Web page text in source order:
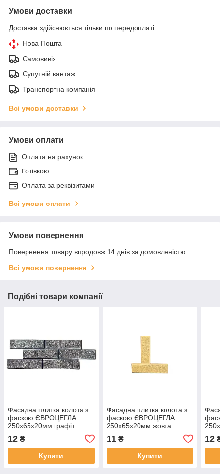
Умови доставки
Доставка здійснюється тільки по передоплаті.
Нова Пошта
Самовивіз
Супутній вантаж
Транспортна компанія
Всі умови доставки
Умови оплати
Оплата на рахунок
Готівкою
Оплата за реквізитами
Всі умови оплати
Умови повернення
Повернення товару впродовж 14 днів за домовленістю
Всі умови повернення
Подібні товари компанії
Фасадна плитка колота з
фаскою ЄВРОЦЕГЛА
250х65х20мм графіт
12 ₴
Купити
Фасадна плитка колота з
фаскою ЄВРОЦЕГЛА
250х65х20мм жовта
11₴
Купити
12